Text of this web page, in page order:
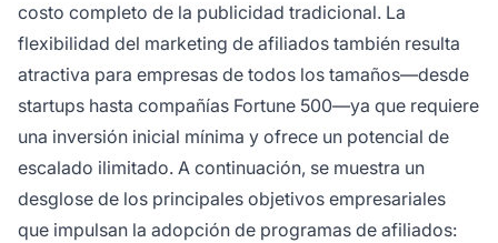
costo completo de la publicidad tradicional. La
flexibilidad del marketing de afiliados también resulta
atractiva para empresas de todos los tamaños—desde
startups hasta compañías Fortune 500—ya que requiere
una inversión inicial mínima y ofrece un potencial de
escalado ilimitado. A continuación, se muestra un
desglose de los principales objetivos empresariales
que impulsan la adopción de programas de afiliados: